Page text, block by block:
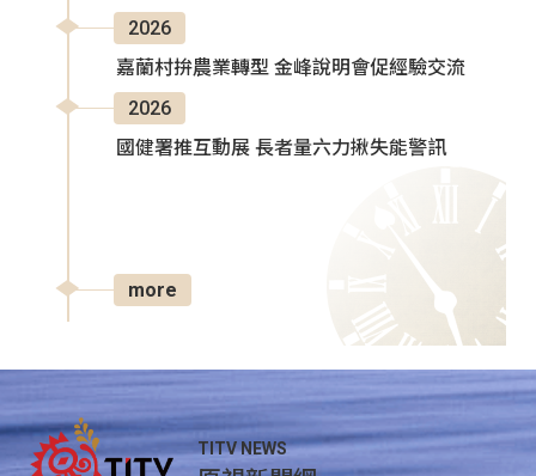
2026
嘉蘭村拚農業轉型 金峰說明會促經驗交流
2026
國健署推互動展 長者量六力揪失能警訊
more
TITV NEWS